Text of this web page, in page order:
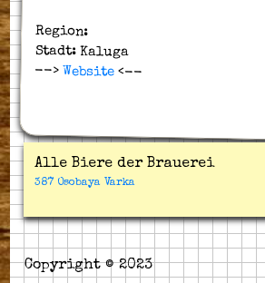
Region:
Stadt: Kaluga
--> Website <--
Alle Biere der Brauerei
387 Osobaya Varka
Copyright © 2023